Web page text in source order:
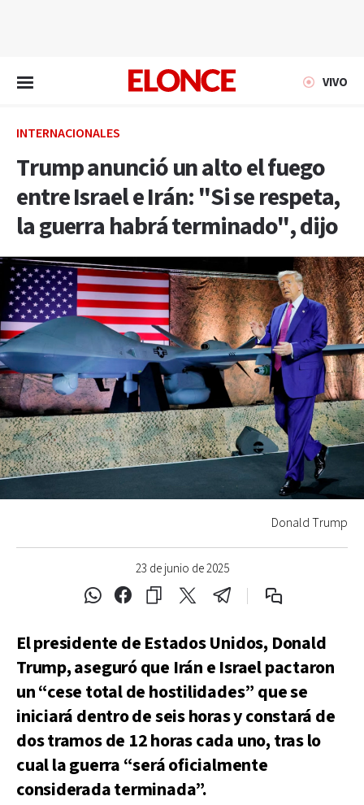
VIVO
INTERNACIONALES
Trump anunció un alto el fuego
entre Israel e Irán: "Si se respeta,
la guerra habrá terminado", dijo
23 de junio de 2025
Donald Trump
El presidente de Estados Unidos, Donald
Trump, aseguró que Irán e Israel pactaron
un “cese total de hostilidades” que se
iniciará dentro de seis horas y constará de
dos tramos de 12 horas cada uno, tras lo
cual la guerra “será oficialmente
considerada terminada”.